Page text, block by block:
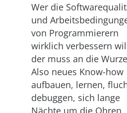
Wer die
und
von Programmierern
wirklich verbessern
der muss an die
Also neues Know-how
aufbauen, lernen,
debuggen, sich lange
Nächte um die Ohren